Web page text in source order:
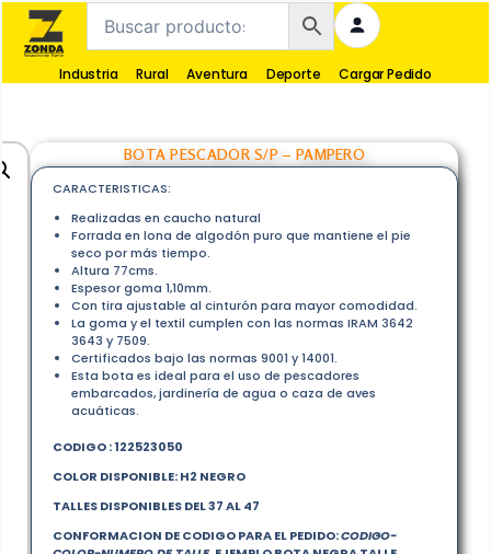
Industria Rural Aventura Deporte Cargar Pedido
BOTA PESCADOR S/P – PAMPERO
CARACTERISTICAS:
Realizadas en caucho natural
Forrada en lona de algodón puro que mantiene el pie
seco por más tiempo.
Altura 77cms.
Espesor goma 1,10mm.
Con tira ajustable al cinturón para mayor comodidad.
La goma y el textil cumplen con las normas IRAM 3642
3643 y 7509.
Certificados bajo las normas 9001 y 14001.
Esta bota es ideal para el uso de pescadores
embarcados, jardinería de agua o caza de aves
acuáticas.
CODIGO : 122523050
COLOR DISPONIBLE: H2 NEGRO
TALLES DISPONIBLES DEL 37 AL 47
CONFORMACION DE CODIGO PARA EL PEDIDO:CODIGO-